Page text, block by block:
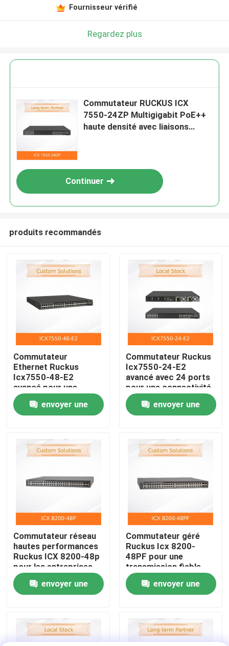
Accueil
Produits
Vidéos
À propos de nous
Visite de l'usine
Contrôle qualité
Nous contacter
Nouvelles
Demander un devis
Fournisseur vérifié
Regardez plus
Commutateur RUCKUS ICX
7550-24ZP Multigigabit PoE++
haute densité avec liaisons
Continuer
produits recommandés
Commutateur
Ethernet Ruckus
Icx7550-48-E2
avancé pour une
connectivité
transparenteenvoyer une
Commutateur Ruckus
Icx7550-24-E2
avancé avec 24 ports
pour une connectivité
transparente
envoyer une
Commutateur réseau
hautes performances
Ruckus ICX 8200-48p
pour les entreprises
envoyer une
Commutateur géré
Ruckus Icx 8200-
48PF pour une
transmission fiable
des données
envoyer une